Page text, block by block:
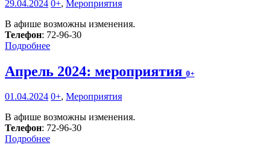
29.04.2024 0+, Мероприятия
В афише возможны изменения.
Телефон: 72-96-30
Подробнее
Апрель 2024: мероприятия 0+
01.04.2024 0+, Мероприятия
В афише возможны изменения.
Телефон: 72-96-30
Подробнее